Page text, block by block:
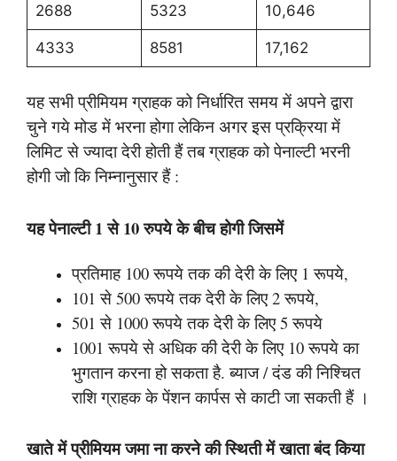
2688 5323 10,646
4333 8581 17,162
यह सभी प्रीमियम ग्राहक को निर्धारित समय में अपने द्वारा
चुने गये मोड में भरना होगा लेकिन अगर इस प्रक्रिया में
लिमिट से ज्यादा देरी होती हैं तब ग्राहक को पेनाल्टी भरनी
होगी जो कि निम्नानुसार हैं :
यह पेनाल्टी 1 से 10 रुपये के बीच होगी जिसमें
प्रतिमाह 100 रूपये तक की देरी के लिए 1 रूपये,
101 से 500 रूपये तक देरी के लिए 2 रूपये,
501 से 1000 रूपये तक देरी के लिए 5 रूपये
1001 रूपये से अधिक की देरी के लिए 10 रूपये का
भुगतान करना हो सकता है. ब्याज / दंड की निश्चित
राशि ग्राहक के पेंशन कार्पस से काटी जा सकती हैं ।
खाते में प्रीमियम जमा ना करने की स्थिती में खाता बंद किया